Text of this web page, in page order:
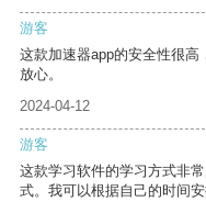
游客
这款加速器app的安全性很
放心。
2024-04-12
游客
这款学习软件的学习方式非
式。我可以根据自己的时间安